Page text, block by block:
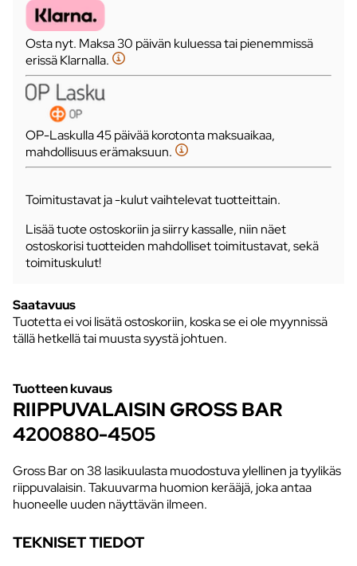
Osta nyt. Maksa 30 päivän kuluessa tai pienemmissä
erissä Klarnalla.
OP-Laskulla 45 päivää korotonta maksuaikaa,
mahdollisuus erämaksuun.
Toimitustavat ja -kulut vaihtelevat tuotteittain.
Lisää tuote ostoskoriin ja siirry kassalle, niin näet
ostoskorisi tuotteiden mahdolliset toimitustavat, sekä
toimituskulut!
Saatavuus
Tuotetta ei voi lisätä ostoskoriin, koska se ei ole myynnissä
tällä hetkellä tai muusta syystä johtuen.
Tuotteen kuvaus
RIIPPUVALAISIN GROSS BAR
4200880-4505
Gross Bar on 38 lasikuulasta muodostuva ylellinen ja tyylikäs
riippuvalaisin. Takuuvarma huomion kerääjä, joka antaa
huoneelle uuden näyttävän ilmeen.
TEKNISET TIEDOT